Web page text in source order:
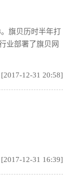
旗贝历时半年打
业部署了旗贝网
[2017-12-31 20:58]
[2017-12-31 16:39]